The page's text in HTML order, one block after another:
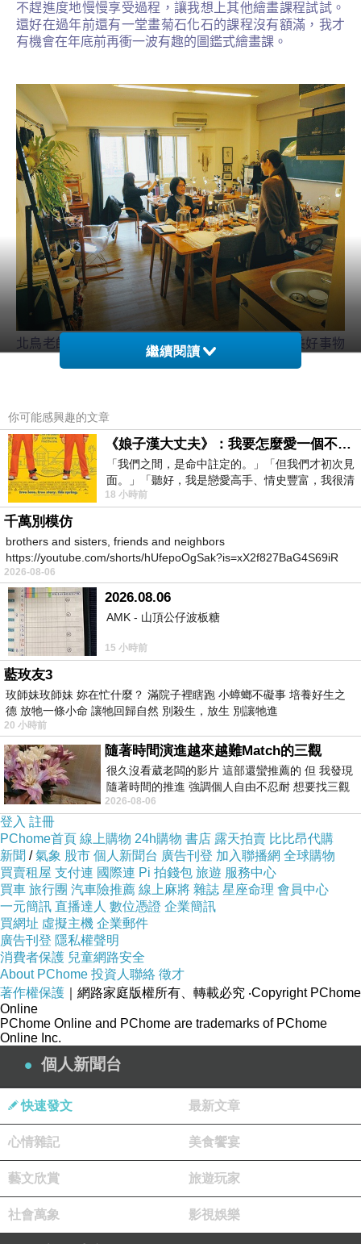
不趕進度地慢慢享受過程，讓我想上其他繪畫課程試試。
還好在過年前還有一堂畫菊石化石的課程沒有額滿，我才
有機會在年底前再衝一波有趣的圖鑑式繪畫課。
北鳥老師把大安捷運站的教室打造成充滿陽光跟美好事物
的天堂，每次來上課都讓人心情舒暢，除了繪畫之外，慢
這天我到的早，同班的同學也不算多，還有很多座位可以
選擇。
教室一隅放了老師自己製作的鳥類標本，自己編的編織物
及畫作；平常在博物館看到標本繪怕，但是在這裡，因為
氣氛好的關係，覺得標本也是可以慢慢觀察的美好事物之
一，這個教室氣氛好，連觀察事物都感覺特別有耐心、有
趣味。
照例，每個桌子上老師都準備好了當天需要用到的色鉛筆
與水彩筆
繼續閱讀
你可能感興趣的文章
《娘子漢大丈夫》：我要怎麼愛一個不存在的人？
「我們之間，是命中註定的。」「但我們才初次見
面。」「聽好，我是戀愛高手、情史豐富，我很清
楚這種感覺，你我之間的那種感覺，現
18 小時前
千萬別模仿
brothers and sisters, friends and neighbors
https://youtube.com/shorts/hUfepoOgSak?is=xX2f827BaG4S69iR
https
2026-08-06
2026.08.06
AMK - 山頂公仔波板糖
15 小時前
藍玫友3
玫師妹玫師妹 妳在忙什麼？ 滿院子裡瞎跑 小蟑螂不礙事 培養好生之
德 放牠一條小命 讓牠回歸自然 別殺生，放生 別讓牠進
20 小時前
隨著時間演進越來越難Match的三觀
很久沒看葳老闆的影片 這部還蠻推薦的 但 我發現
隨著時間的推進 強調個人自由不忍耐 想要找三觀
接近的不要說對象 連朋友都超
2026-08-06
登入 註冊
PChome首頁 線上購物 24h購物 書店 露天拍賣 比比昂代購
新聞 /氣象 股市 個人新聞台 廣告刊登 加入聯播網 全球購物
買賣租屋 支付連 國際連 Pi 拍錢包 旅遊 服務中心
買車 旅行團 汽車險推薦 線上麻將 雜誌 星座命理 會員中心
一元簡訊 直播達人 數位憑證 企業簡訊
買網址 虛擬主機 企業郵件
廣告刊登 隱私權聲明
消費者保護 兒童網路安全
About PChome 投資人聯絡 徵才
著作權保護 ｜網路家庭版權所有、轉載必究 ‧Copyright PChome
Online
PChome Online and PChome are trademarks of PChome
Online Inc.
個人新聞台
快速發文 最新文章
心情雜記 美食饗宴
藝文欣賞 旅遊玩家
社會萬象 影視娛樂